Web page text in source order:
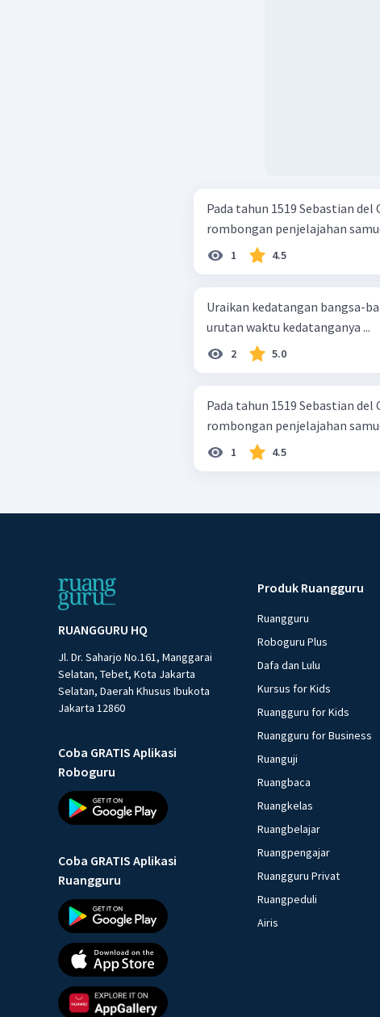
Pada tahun 1519 Sebastian
rombongan penjelajahan
1 4.5
Uraikan kedatangan bangsa-
urutan waktu kedatanganya ...
2 5.0
Pada tahun 1519 Sebastian
rombongan penjelajahan
1 4.5
RUANGGURU HQ
Jl. Dr. Saharjo No.161, Manggarai
Selatan, Tebet, Kota Jakarta
Selatan, Daerah Khusus Ibukota
Jakarta 12860
Coba GRATIS Aplikasi
Roboguru
Coba GRATIS Aplikasi
Ruangguru
Produk Ruangguru
Ruangguru
Roboguru Plus
Dafa dan Lulu
Kursus for Kids
Ruangguru for Kids
Ruangguru for Business
Ruanguji
Ruangbaca
Ruangkelas
Ruangbelajar
Ruangpengajar
Ruangguru Privat
Ruangpeduli
Airis